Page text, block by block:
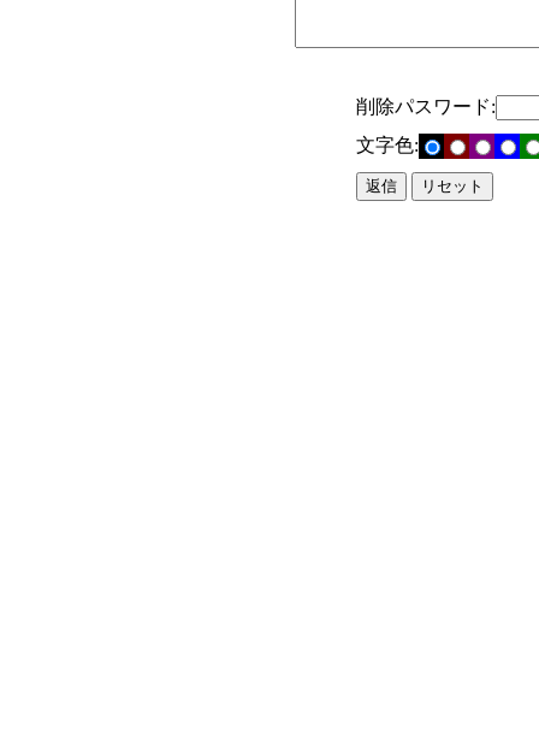
削除パスワード:
文字色: